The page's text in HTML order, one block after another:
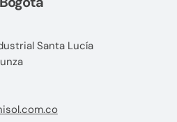
Santa Lucía